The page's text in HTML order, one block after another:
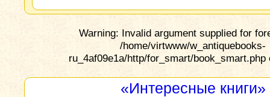
Warning: Invalid argument supplied for
/home/virtwww/w_antiquebooks-
ru_4af09e1a/http/for_smart/book_smart.php
«Интересные книги»